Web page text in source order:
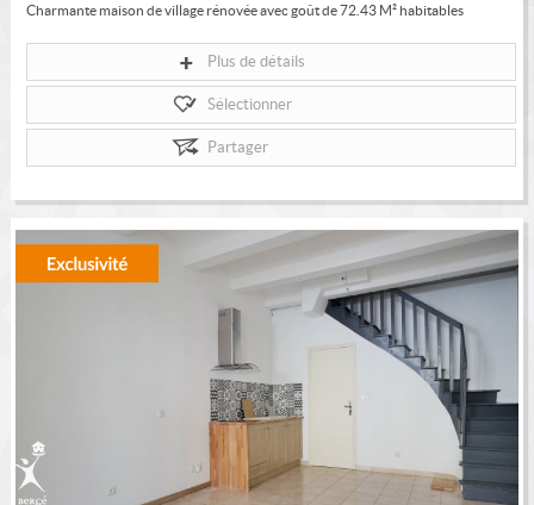
Charmante maison de village rénovée avec goût de 72.43 M² habitables
Plus de détails
Sélectionner
Partager